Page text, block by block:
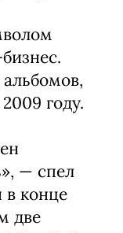
году.
— спел
конце
две